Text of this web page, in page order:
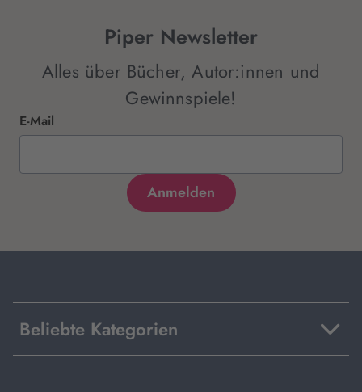
Piper Newsletter
Alles über Bücher, Autor:innen und
Gewinnspiele!
E-Mail
Beliebte Kategorien